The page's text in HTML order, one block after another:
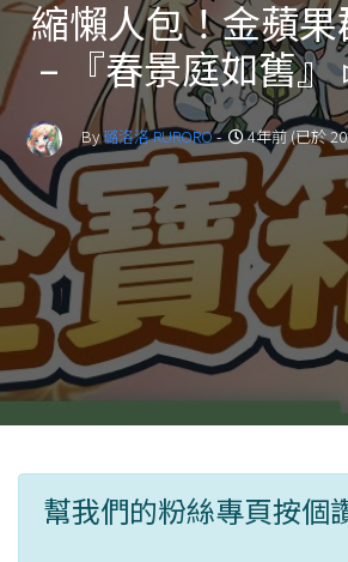
縮懶人包！金蘋
– 『春景庭如舊』
By璐洛洛 RURORO- 4年前 (已於
幫我們的粉絲專頁按個